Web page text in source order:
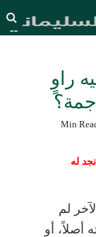
راوٍ
له
لم
أصلاً، أو